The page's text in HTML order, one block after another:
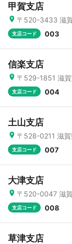
甲賀支店
〒520-3433 滋
支店コード 003
信楽支店
〒529-1851 滋
支店コード 004
土山支店
〒528-0211 滋
支店コード 007
大津支店
〒520-0047 滋
支店コード 008
草津支店